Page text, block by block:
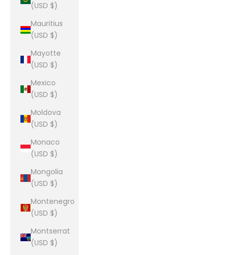
(USD $)
Mauritius
(USD $)
Mayotte
(USD $)
Mexico
(USD $)
Moldova
(USD $)
Monaco
(USD $)
Mongolia
(USD $)
Montenegro
(USD $)
Montserrat
(USD $)